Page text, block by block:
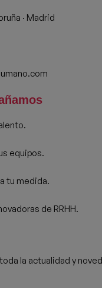
· Madrid
equipos.
tu medida.
de RRHH.
la actualidad y